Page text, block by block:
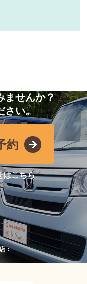
ませんか？
さい。
約
はこちら
：